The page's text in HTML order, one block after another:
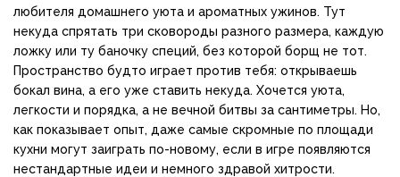
любителя домашнего уюта и ароматных ужинов. Тут
некуда спрятать три сковороды разного размера, каждую
ложку или ту баночку специй, без которой борщ не тот.
Пространство будто играет против тебя: открываешь
бокал вина, а его уже ставить некуда. Хочется уюта,
легкости и порядка, а не вечной битвы за сантиметры. Но,
как показывает опыт, даже самые скромные по площади
кухни могут заиграть по-новому, если в игре появляются
нестандартные идеи и немного здравой хитрости.